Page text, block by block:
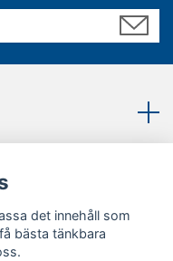
det innehåll som
bästa tänkbara